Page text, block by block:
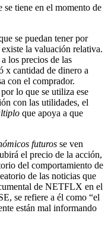
tiene en el momento de
se puedan tener por
la valuación relativa.
los precios de las
x cantidad de dinero a
con el comprador.
lo que se utiliza ese
con las utilidades, el
que apoya a que
futuros se ven
el precio de la acción,
del comportamiento de
de las noticias que
de NETFLX en el
se refiere a él como “el
están mal informando